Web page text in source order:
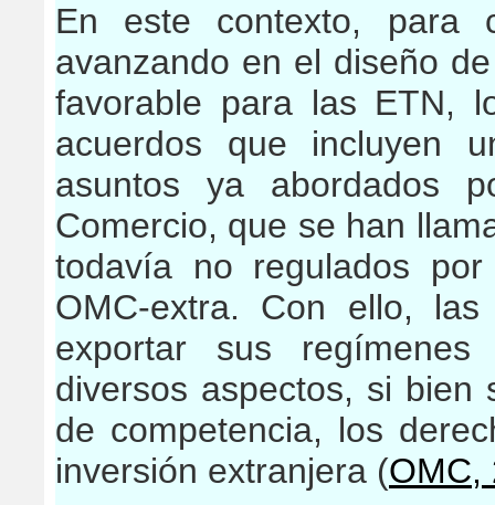
En este contexto, para
avanzando en el diseño
favorable para las ETN,
acuerdos que incluyen
asuntos ya abordados
Comercio, que se han
todavía no regulados por
OMC-extra. Con ello,
exportar sus
diversos aspectos, si
de competencia, los
inversión extranjera (OMC,